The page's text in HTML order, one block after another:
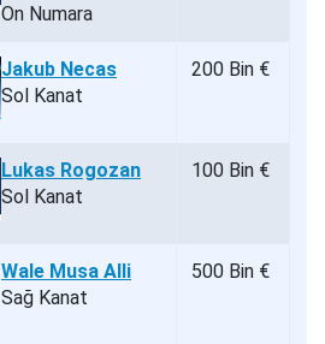
On Numara
Jakub Necas
Sol Kanat
200 Bin €
Lukas Rogozan
Sol Kanat
100 Bin €
Wale Musa Alli
Sağ Kanat
500 Bin €